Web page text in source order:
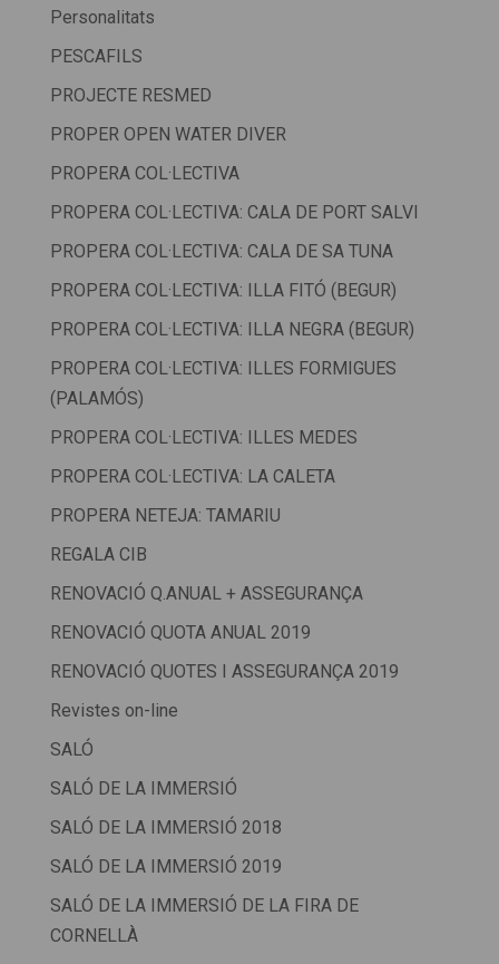
Personalitats
PESCAFILS
PROJECTE RESMED
PROPER OPEN WATER DIVER
PROPERA COL·LECTIVA
PROPERA COL·LECTIVA: CALA DE PORT SALVI
PROPERA COL·LECTIVA: CALA DE SA TUNA
PROPERA COL·LECTIVA: ILLA FITÓ (BEGUR)
PROPERA COL·LECTIVA: ILLA NEGRA (BEGUR)
PROPERA COL·LECTIVA: ILLES FORMIGUES
(PALAMÓS)
PROPERA COL·LECTIVA: ILLES MEDES
PROPERA COL·LECTIVA: LA CALETA
PROPERA NETEJA: TAMARIU
REGALA CIB
RENOVACIÓ Q.ANUAL + ASSEGURANÇA
RENOVACIÓ QUOTA ANUAL 2019
RENOVACIÓ QUOTES I ASSEGURANÇA 2019
Revistes on-line
SALÓ
SALÓ DE LA IMMERSIÓ
SALÓ DE LA IMMERSIÓ 2018
SALÓ DE LA IMMERSIÓ 2019
SALÓ DE LA IMMERSIÓ DE LA FIRA DE
CORNELLÀ